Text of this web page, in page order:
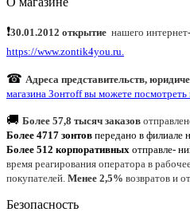
❗30.01.2012 открытие нашего интернет-
https://www.zontik4you.ru.
☎ Адреса представительств,
магазина Зонтoff вы можете посмотреть
🚚 Более 57,8 тысяч заказов
Более 4717 зонтов передано в филиале
Более 512 корпоративных отправле-
время реагирования оператора в
покупателей. Менее 2,5% возвратов и
Безопасность